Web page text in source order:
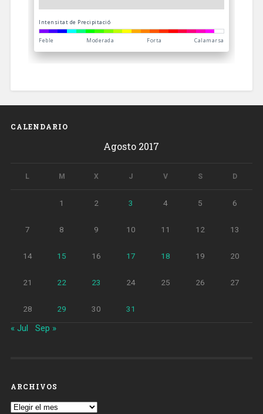
CALENDARIO
Agosto 2017
L M X J V S D
1 2 3 4 5 6
7 8 9 10 11 12 13
14 15 16 17 18 19 20
21 22 23 24 25 26 27
28 29 30 31
« Jul Sep »
ARCHIVOS
Archivos